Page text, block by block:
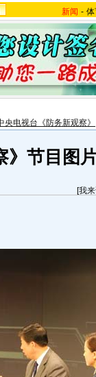
新闻 -
央电视台《防务新观察》
》节目图
[我